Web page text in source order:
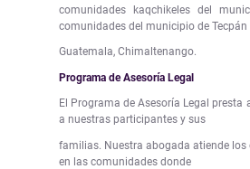
comunidades kaqchikeles del
comunidades del municipio de Tecpán
Guatemala, Chimaltenango.
Programa de Asesoría Legal
El Programa de Asesoría Legal
a nuestras participantes y sus
familias. Nuestra abogada atiende
en las comunidades donde